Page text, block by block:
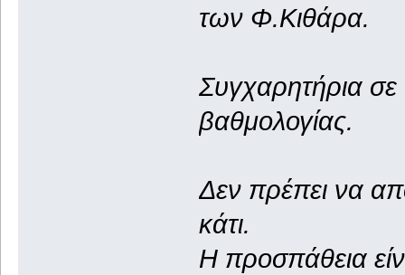
των Φ.Κιθάρα.
Συγχαρητήρια
βαθμολογίας.
Δεν πρέπει να
κάτι.
Η προσπάθεια